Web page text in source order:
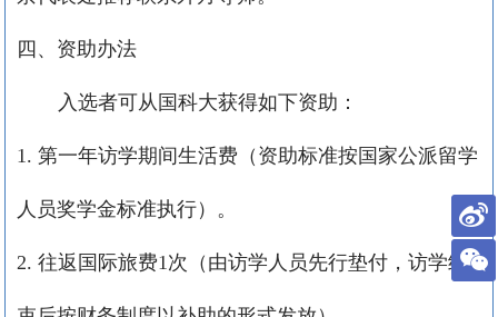
四、资助办法
入选者可从国科大获得如下资助：
1. 第一年访学期间生活费（资助标准按国家公派留学
人员奖学金标准执行）。
2. 往返国际旅费1 次（由访学人员先行垫付，访学结